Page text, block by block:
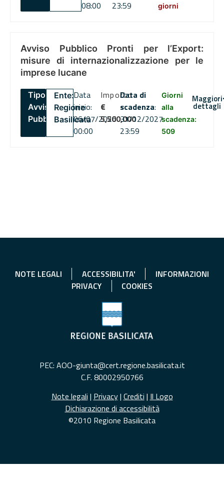
08:00
23:59
giorni
Avviso Pubblico Pronti per l’Export:
misure di internazionalizzazione per le
imprese lucane
Tipo:
Avviso
Pubblico
Ente:
Regione
Basilicata
Data
inizio:
06/07/2026
00:00
Importo
€
5,500,000
Data di
scadenza:
31/12/2027
23:59
Giorni
alla
scadenza:
509
Maggiori
dettagli
NOTE LEGALI ACCESSIBILITA'
INFORMAZIONI
PRIVACY
COOKIES
PEC: AOO-giunta@cert.regione.basilicata.it
C.F. 80002950766
Note legali | Privacy| Crediti | Il Logo
Dichiarazione di accessibilità
©2010 Regione Basilicata